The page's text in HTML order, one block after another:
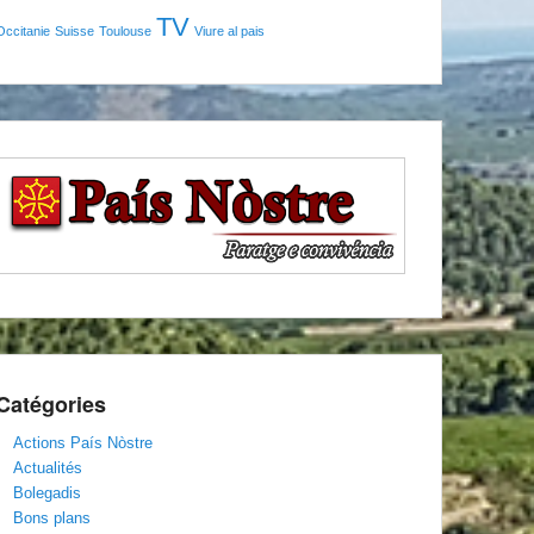
Suisse Toulouse TV Viure al pais
Actions País Nòstre
Actualités
Bolegadis
Bons plans